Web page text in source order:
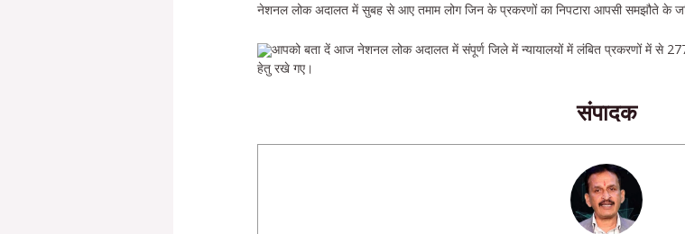
नेशनल लोक अदालत में सुबह से आए तमाम लोग जिन के प्रकरणों का निपटारा आपसी समझौते के
आपको बता दें आज नेशनल लोक अदालत में संपूर्ण जिले में न्यायालयों में लंबित प्रकरणों में से
हेतु रखे गए।
संपादक